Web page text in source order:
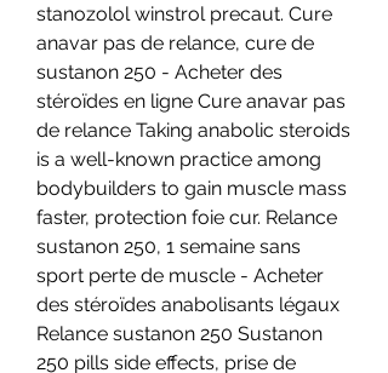
stanozolol winstrol precaut. Cure
anavar pas de relance, cure de
sustanon 250 - Acheter des
stéroïdes en ligne Cure anavar pas
de relance Taking anabolic steroids
is a well-known practice among
bodybuilders to gain muscle mass
faster, protection foie cur. Relance
sustanon 250, 1 semaine sans
sport perte de muscle - Acheter
des stéroïdes anabolisants légaux
Relance sustanon 250 Sustanon
250 pills side effects, prise de